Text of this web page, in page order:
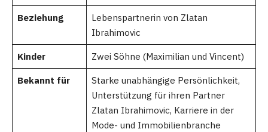
Beziehung
Lebenspartnerin von Zlatan
Ibrahimovic
Kinder Zwei Söhne (Maximilian und Vincent)
Bekannt für
Starke unabhängige Persönlichkeit,
Unterstützung für ihren Partner
Zlatan Ibrahimovic, Karriere in der
Mode- und Immobilienbranche